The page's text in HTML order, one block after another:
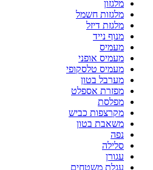
מלגזון
מלגזות חשמל
מלגזת דיזל
מנוף נייד
מעמיס
מעמיס אופני
מעמיס טלסקופי
מערבל בטון
מפזרת אספלט
מפלסת
מקרצפות כביש
משאבת בטון
נפה
סלילה
עגורן
עגלת משטחים